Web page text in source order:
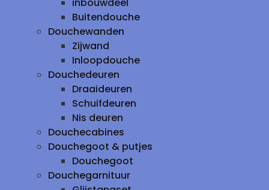
Buitendouche
Douchewanden
Zijwand
Inloopdouche
Douchedeuren
Draaideuren
Schuifdeuren
Nis deuren
Douchecabines
Douchegoot & putjes
Douchegoot
Douchegarnituur